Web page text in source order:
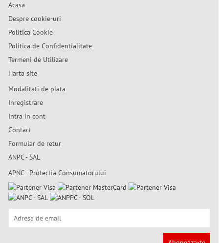
Acasa
Despre cookie-uri
Politica Cookie
Politica de Confidentialitate
Termeni de Utilizare
Harta site
Modalitati de plata
Inregistrare
Intra in cont
Contact
Formular de retur
ANPC - SAL
APNC - Protectia Consumatorului